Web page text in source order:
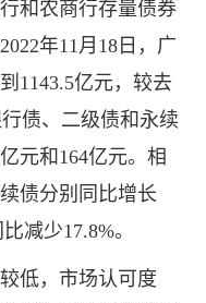
和农商行存量债券
年11月18日，广
1143.5亿元，较去
债、二级债和永续
元和164亿元。相
债分别同比增长
减少17.8%。
低，市场认可度